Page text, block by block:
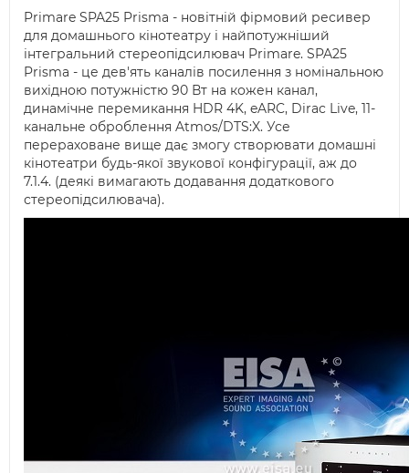
Primare SPA25 Prisma - новітній фірмовий ресивер
для домашнього кінотеатру і найпотужніший
інтегральний стереопідсилювач Primare. SPA25
Prisma - це дев'ять каналів посилення з номінальною
вихідною потужністю 90 Вт на кожен канал,
динамічне перемикання HDR 4K, eARC, Dirac Live, 11-
канальне оброблення Atmos/DTS:X. Усе
перераховане вище дає змогу створювати домашні
кінотеатри будь-якої звукової конфігурації, аж до
7.1.4. (деякі вимагають додавання додаткового
стереопідсилювача).